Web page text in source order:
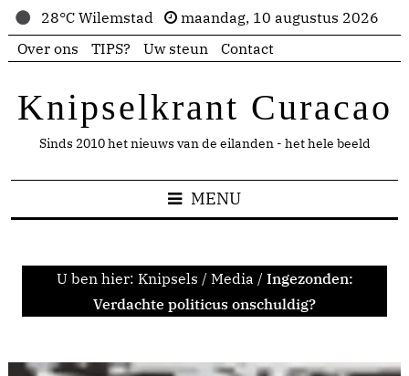
28°C Wilemstad
maandag, 10 augustus 2026
Over ons
TIPS? Uw steun Contact
Knipselkrant Curacao
Sinds 2010 het nieuws van de eilanden - het hele beeld
MENU
U ben hier: Knipsels / Media / Ingezonden:
Verdachte politicus onschuldig?